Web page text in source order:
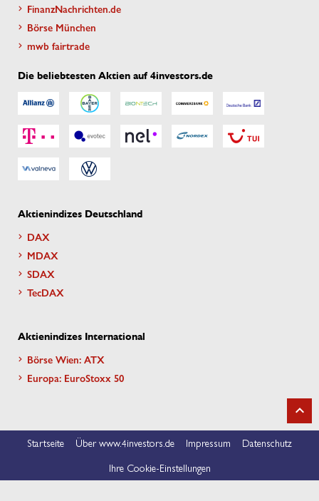
FinanzNachrichten.de
Börse München
mwb fairtrade
Die beliebtesten Aktien auf 4investors.de
Aktienindizes Deutschland
DAX
MDAX
SDAX
TecDAX
Aktienindizes International
Börse Wien: ATX
Europa: EuroStoxx 50
Startseite Über www.4investors.de Impressum
Datenschutz
Ihre Cookie-Einstellungen